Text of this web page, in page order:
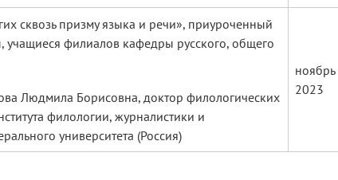
сквозь призму языка и речи», приуроченный
учащиеся филиалов кафедры русского, общего
Людмила Борисовна, доктор филологических
филологии, журналистики и
университета (Россия)
ноябрь
2023